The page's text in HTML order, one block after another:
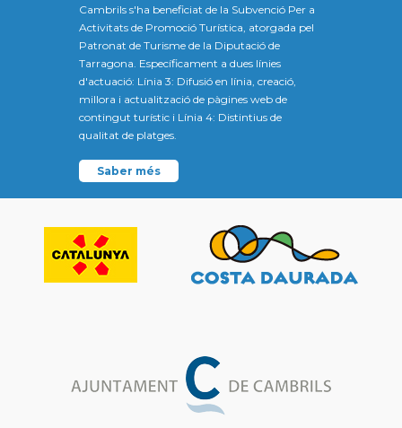
Cambrils s'ha beneficiat de la Subvenció Per a
Activitats de Promoció Turística, atorgada pel
Patronat de Turisme de la Diputació de
Tarragona. Específicament a dues línies
d'actuació: Línia 3: Difusió en línia, creació,
millora i actualització de pàgines web de
contingut turístic i Línia 4: Distintius de
qualitat de platges.
Saber més